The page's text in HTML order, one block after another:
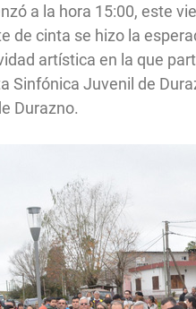
a la hora 15:00, este
de cinta se hizo la
artística en la que
Sinfónica Juvenil de
Durazno.